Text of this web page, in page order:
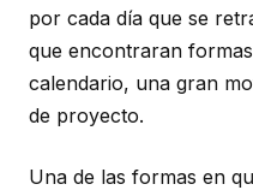
por cada día que se
que encontraran
calendario, una gran
de proyecto.
Una de las formas en